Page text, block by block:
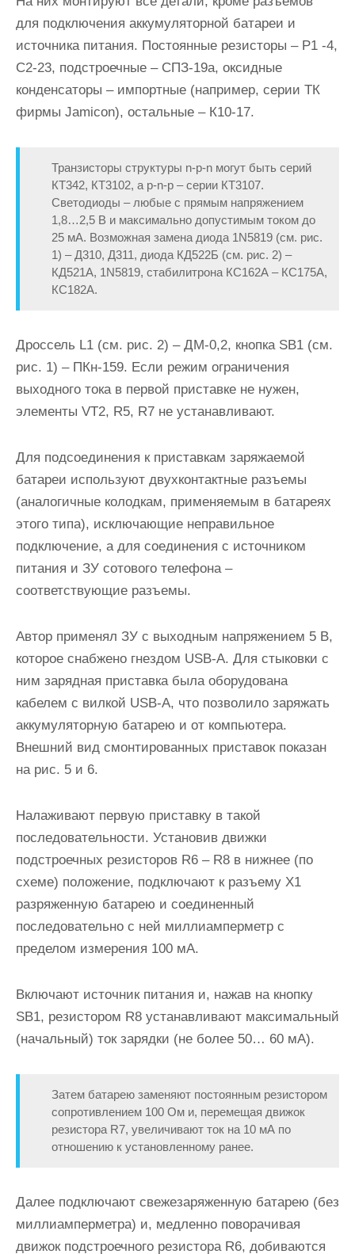
для подключения аккумуляторной батареи и
источника питания. Постоянные резисторы – Р1 -4,
С2-23, подстроечные – СПЗ-19а, оксидные
конденсаторы – импортные (например, серии ТК
фирмы Jamicon), остальные – К10-17.
Транзисторы структуры n-p-n могут быть серий
КТ342, КТ3102, а p-n-p – серии КТ3107.
Светодиоды – любые с прямым напряжением
1,8…2,5 В и максимально допустимым током до
25 мА. Возможная замена диода 1N5819 (см. рис.
1) – Д310, Д311, диода КД522Б (см. рис. 2) –
КД521А, 1N5819, стабилитрона КС162А – КС175А,
КС182А.
Дроссель L1 (см. рис. 2) – ДМ-0,2, кнопка SB1 (см.
рис. 1) – ПКн-159. Если режим ограничения
выходного тока в первой приставке не нужен,
элементы VT2, R5, R7 не устанавливают.
Для подсоединения к приставкам заряжаемой
батареи используют двухконтактные разъемы
(аналогичные колодкам, применяемым в батареях
этого типа), исключающие неправильное
подключение, а для соединения с источником
питания и ЗУ сотового телефона –
соответствующие разъемы.
Автор применял ЗУ с выходным напряжением 5 В,
которое снабжено гнездом USB-A. Для стыковки с
ним зарядная приставка была оборудована
кабелем с вилкой USB-A, что позволило заряжать
аккумуляторную батарею и от компьютера.
Внешний вид смонтированных приставок показан
на рис. 5 и 6.
Налаживают первую приставку в такой
последовательности. Установив движки
подстроечных резисторов R6 – R8 в нижнее (по
схеме) положение, подключают к разъему Х1
разряженную батарею и соединенный
последовательно с ней миллиамперметр с
пределом измерения 100 мА.
Включают источник питания и, нажав на кнопку
SB1, резистором R8 устанавливают максимальный
(начальный) ток зарядки (не более 50… 60 мА).
Затем батарею заменяют постоянным резистором
сопротивлением 100 Ом и, перемещая движок
резистора R7, увеличивают ток на 10 мА по
отношению к установленному ранее.
Далее подключают свежезаряженную батарею (без
миллиамперметра) и, медленно поворачивая
движок подстроечного резистора R6, добиваются